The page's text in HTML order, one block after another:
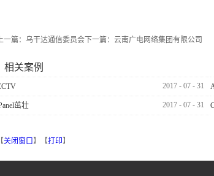
一篇：乌干达通信委员会 下一篇：云南广电网络集团有限公司
相关案例
2017 -07 -31
茁壮 2017 -07 -31
关闭窗口 】【打印】